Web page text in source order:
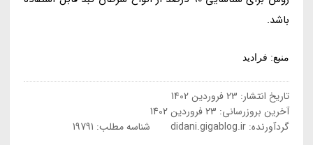
باشد.
منبع: فرادید
تاریخ انتشار: 23 فروردین 1402
آخرین بروزرسانی: 23 فروردین 1402
گردآورنده:didani.gigablog.ir شناسه مطلب: 19791